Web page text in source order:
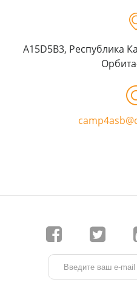
A15D5B3, Республика